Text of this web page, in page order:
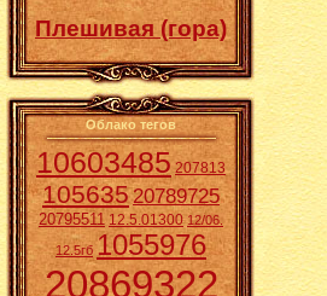
Плешивая (гора)
Облако тегов
10603485 207813
10563520789725
20795511 12.5.01300 12/06.
12.5гб 1055976
20869322